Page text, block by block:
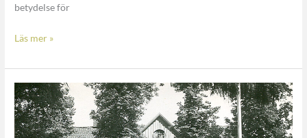
betydelse för
Läs mer »
Byvärma
naturreservat